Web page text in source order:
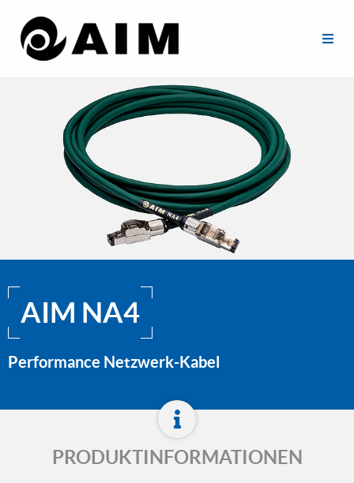
AIM NA4
Performance Netzwerk-Kabel
PRODUKTINFORMATIONEN